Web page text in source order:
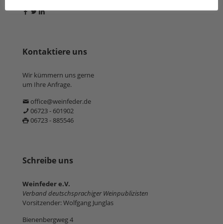
Kontaktiere uns
Wir kümmern uns gerne
um Ihre Anfrage.
office@weinfeder.de
06723 - 601902
06723 - 885546
Schreibe uns
Weinfeder e.V.
Verband deutschsprachiger Weinpublizisten
Vorsitzender: Wolfgang Junglas
Bienenbergweg 4